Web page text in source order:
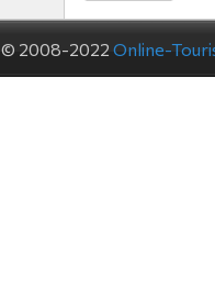
© 2008-2022 Online-